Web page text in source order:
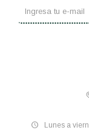
Lunes a